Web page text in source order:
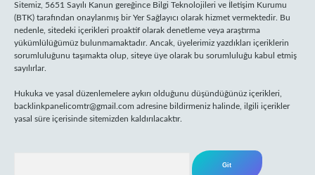
Sitemiz, 5651 Sayılı Kanun gereğince Bilgi Teknolojileri ve İletişim Kurumu
(BTK) tarafından onaylanmış bir Yer Sağlayıcı olarak hizmet vermektedir. Bu
nedenle, sitedeki içerikleri proaktif olarak denetleme veya araştırma
yükümlülüğümüz bulunmamaktadır. Ancak, üyelerimiz yazdıkları içeriklerin
sorumluluğunu taşımakta olup, siteye üye olarak bu sorumluluğu kabul etmiş
sayılırlar.
Hukuka ve yasal düzenlemelere aykırı olduğunu düşündüğünüz içerikleri,
backlinkpanelicomtr@gmail.com adresine bildirmeniz halinde, ilgili içerikler
yasal süre içerisinde sitemizden kaldırılacaktır.